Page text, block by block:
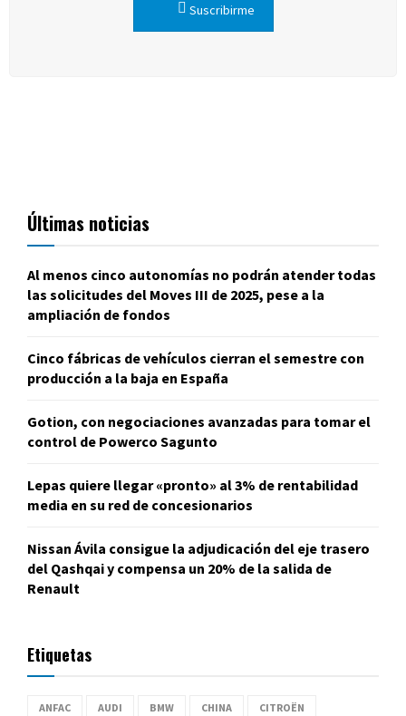
Suscribirme
Últimas noticias
Al menos cinco autonomías no podrán atender todas
las solicitudes del Moves III de 2025, pese a la
ampliación de fondos
Cinco fábricas de vehículos cierran el semestre con
producción a la baja en España
Gotion, con negociaciones avanzadas para tomar el
control de Powerco Sagunto
Lepas quiere llegar «pronto» al 3% de rentabilidad
media en su red de concesionarios
Nissan Ávila consigue la adjudicación del eje trasero
del Qashqai y compensa un 20% de la salida de
Renault
Etiquetas
ANFAC AUDI BMW CHINA CITROËN